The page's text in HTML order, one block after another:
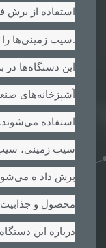
استفاده از برش
سیب زمینی‌ها را.
این دستگاه‌ها
آشپزخانه‌های
استفاده
سیب زمینی،
برش داد ه
محصول و
درباره این